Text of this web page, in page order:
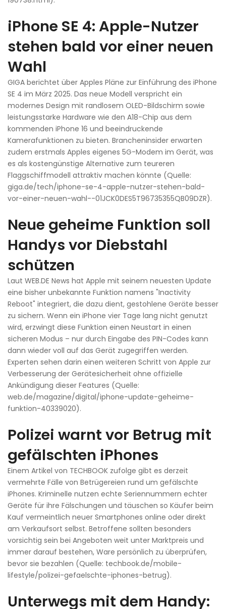
iPhone SE 4: Apple-Nutzer
stehen bald vor einer neuen
Wahl
GIGA berichtet über Apples Pläne zur Einführung des iPhone
SE 4 im März 2025. Das neue Modell verspricht ein
modernes Design mit randlosem OLED-Bildschirm sowie
leistungsstarke Hardware wie den A18-Chip aus dem
kommenden iPhone 16 und beeindruckende
Kamerafunktionen zu bieten. Brancheninsider erwarten
zudem erstmals Apples eigenes 5G-Modem im Gerät, was
es als kostengünstige Alternative zum teureren
Flaggschiffmodell attraktiv machen könnte (Quelle:
giga.de/tech/iphone-se-4-apple-nutzer-stehen-bald-
vor-einer-neuen-wahl--01JCK0DES5T96735355QB09DZR).
Neue geheime Funktion soll
Handys vor Diebstahl
schützen
Laut WEB.DE News hat Apple mit seinem neuesten Update
eine bisher unbekannte Funktion namens "Inactivity
Reboot" integriert, die dazu dient, gestohlene Geräte besser
zu sichern. Wenn ein iPhone vier Tage lang nicht genutzt
wird, erzwingt diese Funktion einen Neustart in einen
sicheren Modus – nur durch Eingabe des PIN-Codes kann
dann wieder voll auf das Gerät zugegriffen werden.
Experten sehen darin einen weiteren Schritt von Apple zur
Verbesserung der Gerätesicherheit ohne offizielle
Ankündigung dieser Features (Quelle:
web.de/magazine/digital/iphone-update-geheime-
funktion-40339020).
Polizei warnt vor Betrug mit
gefälschten iPhones
Einem Artikel von TECHBOOK zufolge gibt es derzeit
vermehrte Fälle von Betrügereien rund um gefälschte
iPhones. Kriminelle nutzen echte Seriennummern echter
Geräte für ihre Fälschungen und täuschen so Käufer beim
Kauf vermeintlich neuer Smartphones online oder direkt
am Verkaufsort selbst. Betroffene sollten besonders
vorsichtig sein bei Angeboten weit unter Marktpreis und
immer darauf bestehen, Ware persönlich zu überprüfen,
bevor sie bezahlen (Quelle: techbook.de/mobile-
lifestyle/polizei-gefaelschte-iphones-betrug).
Unterwegs mit dem Handy: